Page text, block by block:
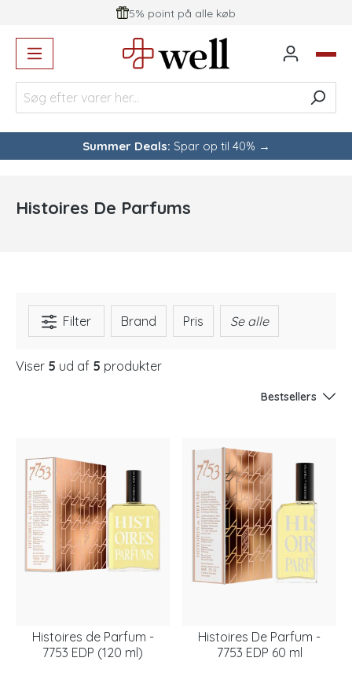
5% point på alle køb
Summer Deals: Spar op til 40% →
Histoires De Parfums
Filter Brand Pris Se alle
Viser 5 ud af 5 produkter
Bestsellers
Histoires de Parfum -
7753 EDP (120 ml)
Histoires De Parfum -
7753 EDP 60 ml